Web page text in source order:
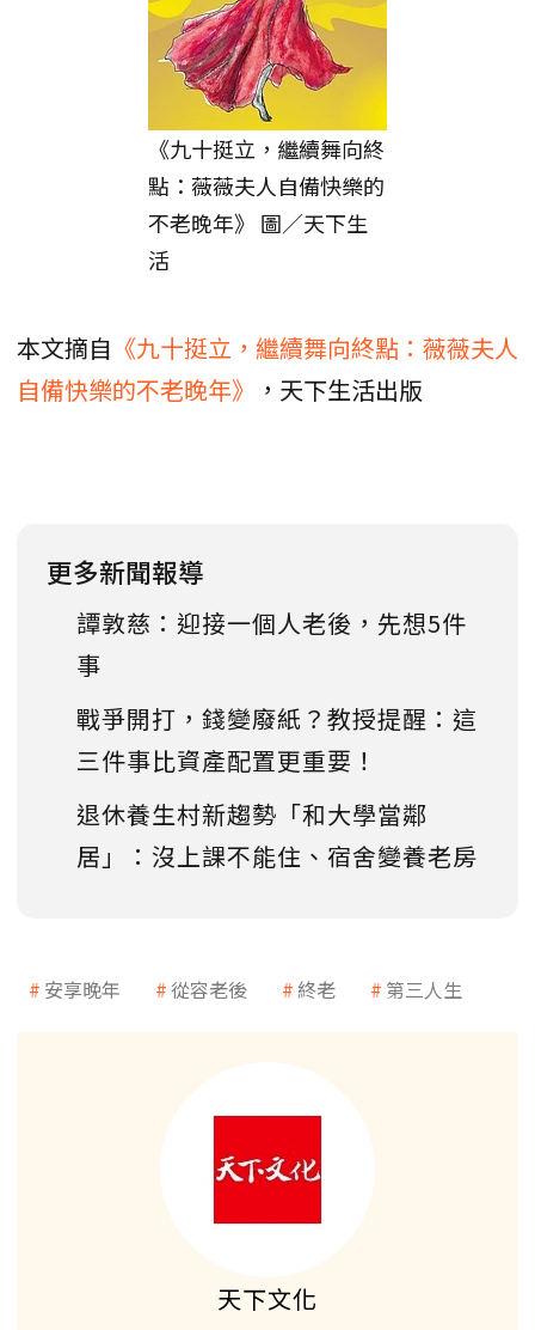
《九十挺立，繼續舞向終
點：薇薇夫人自備快樂的
不老晚年》 圖／天下生
活
本文摘自 《九十挺立，繼續舞向終點：薇薇夫人
自備快樂的不老晚年》
，天下生活出版
更多新聞報導
譚敦慈：迎接一個人老後，先想5件
事
戰爭開打，錢變廢紙？教授提醒：這
三件事比資產配置更重要！
退休養生村新趨勢「和大學當鄰
居」：沒上課不能住、宿舍變養老房
安享晚年 從容老後 終老 第三人生
天下文化